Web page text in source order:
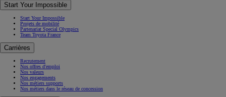
Start Your Impossible
Start Your Impossible
Projets de mobilité
Partenariat Special Olympics
Team Toyota France
Carrières
Recrutement
Nos offres d'emploi
Nos valeurs
Nos engagements
Nos métiers supports
Nos métiers dans le réseau de concession